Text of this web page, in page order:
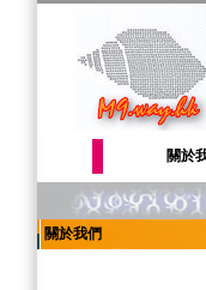
關於
關於我們